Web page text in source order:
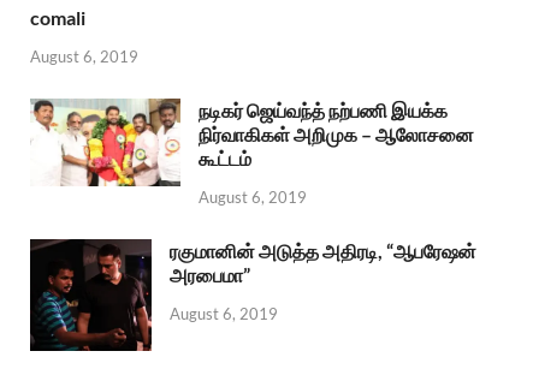
comali
August 6, 2019
நடிகர் ஜெய்வந்த் நற்பணி இயக்க
நிர்வாகிகள் அறிமுக – ஆலோசனை
கூட்டம்
August 6, 2019
ரகுமானின் அடுத்த அதிரடி, “ஆபரேஷன்
அரபைமா”
August 6, 2019